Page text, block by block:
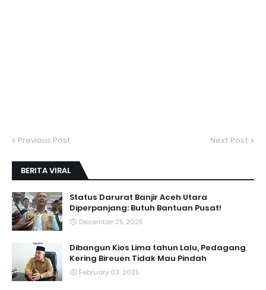
Previous Post Next Post
BERITA VIRAL
Status Darurat Banjir Aceh Utara
Diperpanjang: Butuh Bantuan Pusat!
December 25, 2025
Dibangun Kios Lima tahun Lalu, Pedagang
Kering Bireuen Tidak Mau Pindah
February 03, 2025